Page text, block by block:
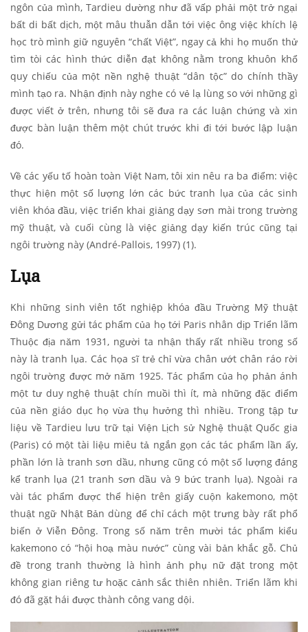
ngôn của mình, Tardieu dường như đã vấp phải một trở ngại
bất di bất dịch, một mâu thuẫn dẫn tới việc ông việc khích lệ
học trò mình giữ nguyên “chất Việt”, ngay cả khi họ muốn thử
tìm tòi các hình thức diễn đạt không nằm trong khuôn khổ
quy chiếu của một nền nghệ thuật “dân tộc” do chính thầy
mình tạo ra. Nhận định này nghe có vẻ lạ lùng so với những gì
được viết ở trên, nhưng tôi sẽ đưa ra các luận chứng và xin
được bàn luận thêm một chút trước khi đi tới bước lập luận
đó.
Về các yếu tố hoàn toàn Việt Nam, tôi xin nêu ra ba điểm: việc
thực hiện một số lượng lớn các bức tranh lụa của các sinh
viên khóa đầu, việc triển khai giảng dạy sơn mài trong trường
mỹ thuật, và cuối cùng là việc giảng dạy kiến trúc cũng tại
ngôi trường này (André-Pallois, 1997) (1).
Lụa
Khi những sinh viên tốt nghiệp khóa đầu Trường Mỹ thuật
Đông Dương gửi tác phẩm của họ tới Paris nhân dịp Triển lãm
Thuộc địa năm 1931, người ta nhận thấy rất nhiều trong số
này là tranh lụa. Các họa sĩ trẻ chỉ vừa chân ướt chân ráo rời
ngôi trường được mở năm 1925. Tác phẩm của họ phản ánh
một tư duy nghệ thuật chín muồi thì ít, mà những đặc điểm
của nền giáo dục họ vừa thụ hưởng thì nhiều. Trong tập tư
liệu về Tardieu lưu trữ tại Viện Lịch sử Nghệ thuật Quốc gia
(Paris) có một tài liệu miêu tả ngắn gọn các tác phẩm lần ấy,
phần lớn là tranh sơn dầu, nhưng cũng có một số lượng đáng
kể tranh lụa (21 tranh sơn dầu và 9 bức tranh lụa). Ngoài ra
vài tác phẩm được thể hiện trên giấy cuộn kakemono, một
thuật ngữ Nhật Bản dùng để chỉ cách một trưng bày rất phổ
biến ở Viễn Đông. Trong số năm trên mười tác phẩm kiểu
kakemono có “hội hoạ màu nước” cùng vài bản khắc gỗ. Chủ
đề trong tranh thường là hình ảnh phụ nữ đặt trong một
không gian riêng tư hoặc cảnh sắc thiên nhiên. Triển lãm khi
đó đã gặt hái được thành công vang dội.